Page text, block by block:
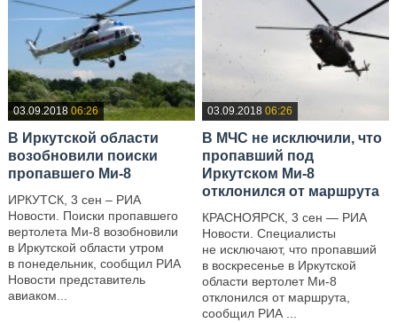
03.09.2018 06:26
В Иркутской области
возобновили поиски
пропавшего Ми-8
ИРКУТСК, 3 сен – РИА
Новости. Поиски пропавшего
вертолета Ми-8 возобновили
в Иркутской области утром
в понедельник, сообщил РИА
Новости представитель
авиаком...
03.09.2018 06:26
В МЧС не исключили, что
пропавший под
Иркутском Ми-8
отклонился от маршрута
КРАСНОЯРСК, 3 сен — РИА
Новости. Специалисты
не исключают, что пропавший
в воскресенье в Иркутской
области вертолет Ми-8
отклонился от маршрута,
сообщил РИА ...